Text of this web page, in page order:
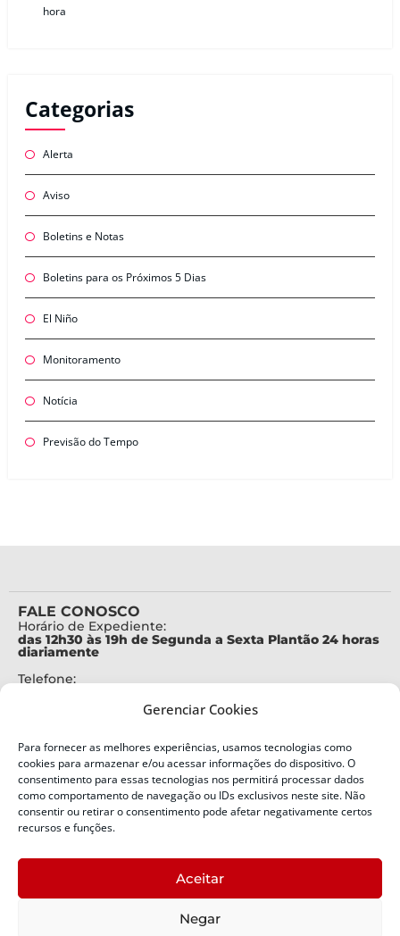
Gerenciar Cookies
Para fornecer as melhores experiências, usamos tecnologias como
cookies para armazenar e/ou acessar informações do dispositivo. O
consentimento para essas tecnologias nos permitirá processar dados
como comportamento de navegação ou IDs exclusivos neste site. Não
consentir ou retirar o consentimento pode afetar negativamente certos
recursos e funções.
Aceitar
Negar
hora
Categorias
Alerta
Aviso
Boletins e Notas
Boletins para os Próximos 5 Dias
El Niño
Monitoramento
Notícia
Previsão do Tempo
FALE CONOSCO
Horário de Expediente:
das 12h30 às 19h de Segunda a Sexta Plantão 24 horas
diariamente
Telefone:
Alertas Defesa Civil:
SMS 40199
ENDEREÇO
Defesa Civil do Estado de Santa Catarina
Bairro:
Capoeiras, Florianópolis, SC